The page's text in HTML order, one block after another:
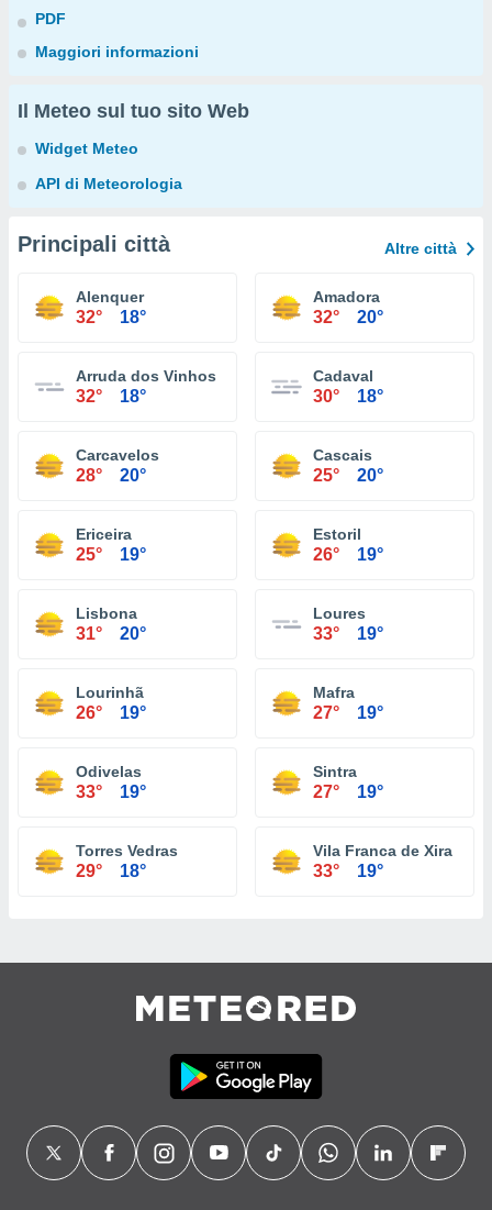
PDF
Maggiori informazioni
Il Meteo sul tuo sito Web
Widget Meteo
API di Meteorologia
Principali città Altre città
Alenquer
32° 18°
Amadora
32° 20°
Arruda dos Vinhos
32° 18°
Cadaval
30° 18°
Carcavelos
28° 20°
Cascais
25° 20°
Ericeira
25° 19°
Estoril
26° 19°
Lisbona
31° 20°
Loures
33° 19°
Lourinhã
26° 19°
Mafra
27° 19°
Odivelas
33° 19°
Sintra
27° 19°
Torres Vedras
29° 18°
Vila Franca de Xira
33° 19°